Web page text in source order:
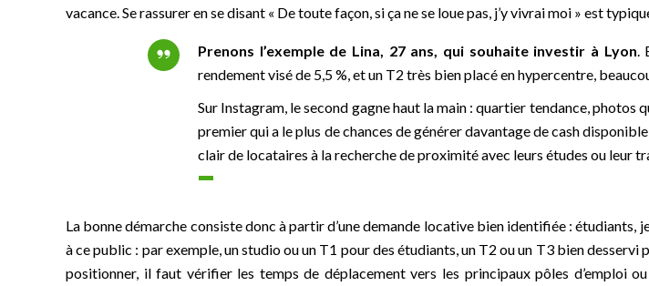
vacance. Se rassurer en se disant « De toute façon, si ça ne se loue pas, j’y vivrai moi » est
Prenons l’exemple de Lina, 27 ans, qui souhaite investir à Lyon.
rendement visé de 5,5 %, et un T2 très bien placé en hypercentre,
Sur Instagram, le second gagne haut la main : quartier tendance, photos
premier qui a le plus de chances de générer davantage de cash
clair de locataires à la recherche de proximité avec leurs études ou leur
La bonne démarche consiste donc à partir d’une demande locative bien identifiée :
à ce public : par exemple, un studio ou un T1 pour des étudiants, un T2 ou un T3 bien
positionner, il faut vérifier les temps de déplacement vers les principaux pôles d’emploi